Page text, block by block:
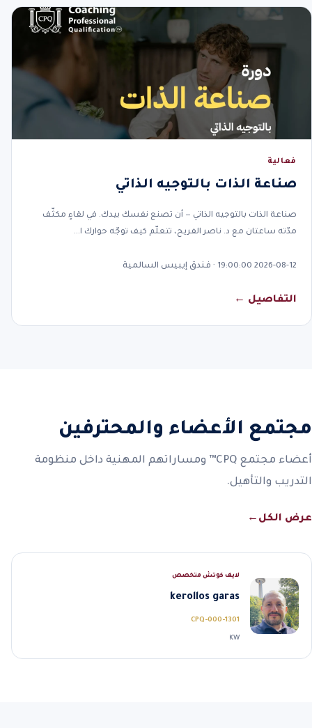
فعالية
صناعة الذات بالتوجيه الذاتي
صناعة الذات بالتوجيه الذاتي — أن تصنع نفسك بيدك. في لقاءٍ مكثّف
مدّته ساعتان مع د. ناصر الفريح، تتعلّم كيف توجّه حوارك ا…
2026-08-12 19:00:00 · فندق إيبيس السالمية
التفاصيل ←
مجتمع الأعضاء والمحترفين
أعضاء مجتمع CPQ™ ومساراتهم المهنية داخل منظومة
التدريب والتأهيل.
عرض الكل ←
لايف كوتش متخصص
kerollos garas
CPQ-000-1301
KW